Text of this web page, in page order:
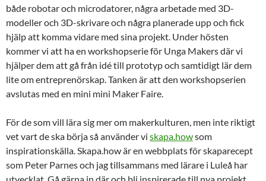
både robotar och microdatorer, några arbetade med 3D-
modeller och 3D-skrivare och några planerade upp och fick
hjälp att komma vidare med sina projekt. Under hösten
kommer vi att ha en workshopserie för Unga Makers där vi
hjälper dem att gå från idé till prototyp och samtidigt lär dem
lite om entreprenörskap. Tanken är att den workshopserien
avslutas med en mini mini Maker Faire.
För de som vill lära sig mer om makerkulturen, men inte riktigt
vet vart de ska börja så använder vi skapa.howsom
inspirationskälla. Skapa.how är en webbplats för skaparecept
som Peter Parnes och jag tillsammans med lärare i Luleå har
utvecklat. Gå gärna in där och bli inspirerade till nya projekt.